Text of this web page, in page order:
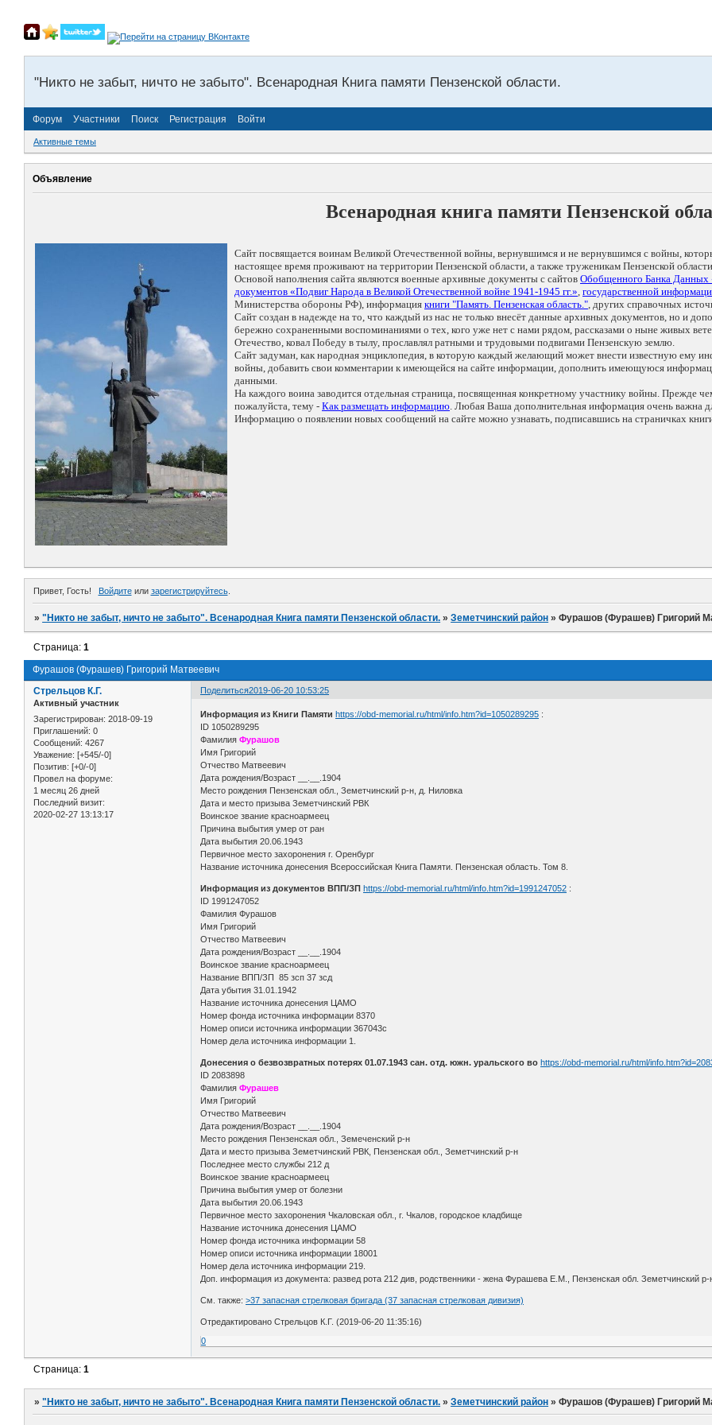
"Никто не забыт, ничто не забыто". Всенародная Книга памяти Пензенской области.
Форум Участники Поиск Регистрация Войти
Активные темы
Объявление
Всенародная книга памяти Пензенской
Сайт посвящается воинам Великой Отечественной войны, вернувшимся и не вернувшимся с войны,
настоящее время проживают на территории Пензенской области, а также труженикам Пензенской
Основой наполнения сайта являются военные архивные документы с сайтов Обобщенного Банка
документов «Подвиг Народа в Великой Отечественной войне 1941-1945 гг.», государственной
Министерства обороны РФ), информация книги "Память. Пензенская область.", других справочных
Сайт создан в надежде на то, что каждый из нас не только внесёт данные архивных документов, но и
бережно сохраненными воспоминаниями о тех, кого уже нет с нами рядом, рассказами о ныне живых
Отечество, ковал Победу в тылу, прославлял ратными и трудовыми подвигами Пензенскую землю.
Сайт задуман, как народная энциклопедия, в которую каждый желающий может внести известную ему
войны, добавить свои комментарии к имеющейся на сайте информации, дополнить имеющуюся
данными.
На каждого воина заводится отдельная страница, посвященная конкретному участнику войны. Прежде
пожалуйста, тему - Как размещать информацию. Любая Ваша дополнительная информация очень важна
Информацию о появлении новых сообщений на сайте можно узнавать, подписавшись на страничках
Привет, Гость! Войдитеили зарегистрируйтесь.
»"Никто не забыт, ничто не забыто". Всенародная Книга памяти Пензенской области. »Земетчинский район »Фурашов (Фурашев) Григорий
Фурашов (Фурашев) Григорий Матвеевич
Страница:1
Поделиться2019-06-20 10:53:25
Стрельцов К.Г.
Активный участник
Зарегистрирован: 2018-09-19
Приглашений: 0
Сообщений: 4267
Уважение: [+545/-0]
Позитив: [+0/-0]
Провел на форуме:
1 месяц 26 дней
Последний визит:
2020-02-27 13:13:17
Информация из Книги Памяти https://obd-memorial.ru/html/info.htm?id=1050289295 :
ID 1050289295
ФамилияФурашов
Имя Григорий
Отчество Матвеевич
Дата рождения/Возраст __.__.1904
Место рождения Пензенская обл., Земетчинский р-н, д. Ниловка
Дата и место призыва Земетчинский РВК
Воинское звание красноармеец
Причина выбытия умер от ран
Дата выбытия 20.06.1943
Первичное место захоронения г. Оренбург
Название источника донесения Всероссийская Книга Памяти. Пензенская область. Том 8.
Информация из документов ВПП/ЗП https://obd-memorial.ru/html/info.htm?id=1991247052 :
ID 1991247052
Фамилия Фурашов
Имя Григорий
Отчество Матвеевич
Дата рождения/Возраст __.__.1904
Воинское звание красноармеец
Название ВПП/ЗП 85 зсп 37 зсд
Дата убытия 31.01.1942
Название источника донесения ЦАМО
Номер фонда источника информации 8370
Номер описи источника информации 367043с
Номер дела источника информации 1.
Донесения о безвозвратных потерях 01.07.1943 сан. отд. южн. уральского во https://obd-memorial.ru/html/
ID 2083898
Фамилия Фурашев
Имя Григорий
Отчество Матвеевич
Дата рождения/Возраст __.__.1904
Место рождения Пензенская обл., Земеченский р-н
Дата и место призыва Земетчинский РВК, Пензенская обл., Земетчинский р-н
Последнее место службы 212 д
Воинское звание красноармеец
Причина выбытия умер от болезни
Дата выбытия 20.06.1943
Первичное место захоронения Чкаловская обл., г. Чкалов, городское кладбище
Название источника донесения ЦАМО
Номер фонда источника информации 58
Номер описи источника информации 18001
Номер дела источника информации 219.
Доп. информация из документа: развед рота 212 див, родственники - жена Фурашева Е.М., Пензенская обл. Земетчинский р-
См. также:>37 запасная стрелковая бригада (37 запасная стрелковая дивизия)
Отредактировано Стрельцов К.Г. (2019-06-20 11:35:16)
0
Страница:1
»"Никто не забыт, ничто не забыто". Всенародная Книга памяти Пензенской области. »Земетчинский район »Фурашов (Фурашев) Григорий